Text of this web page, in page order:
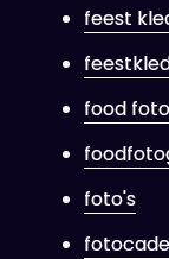
feest
food
foto's